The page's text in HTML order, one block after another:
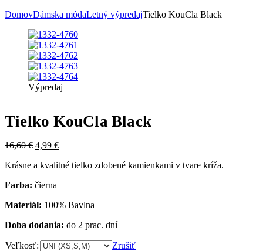
DomovDámska módaLetný výpredajTielko KouCla Black
Výpredaj
Tielko KouCla Black
16,60€ 4,99 €
Krásne a kvalitné tielko zdobené kamienkami v tvare kríža.
Farba: čierna
Materiál: 100% Bavlna
Doba dodania: do 2 prac. dní
Veľkosť:
Zrušiť